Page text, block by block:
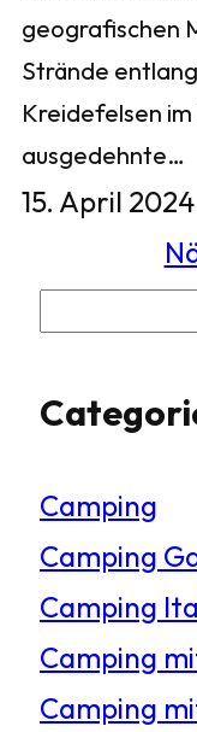
geografischen
Strände
Kreidefelsen
ausgedehnte…
15. April 2024
c
e
n
Camping
Camping
Camping
Camping
Camping